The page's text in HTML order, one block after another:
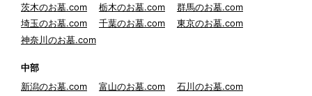
茨木のお墓.com
栃木のお墓.com
群馬のお墓.com
埼玉のお墓.com
千葉のお墓.com
東京のお墓.com
神奈川のお墓.com
中部
新潟のお墓.com
富山のお墓.com
石川のお墓.com